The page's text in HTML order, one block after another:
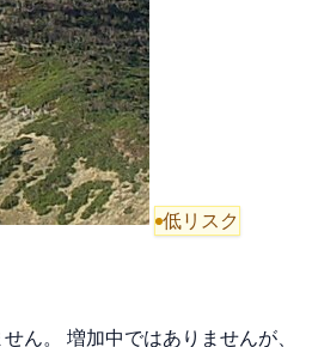
低リスク
ん。 増加中ではありませんが、